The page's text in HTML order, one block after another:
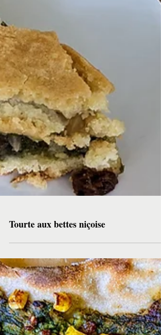
Tourte aux bettes niçoise